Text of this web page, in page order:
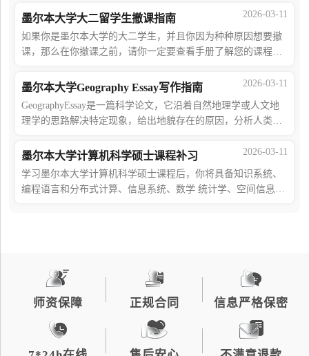
过不想补考等等。本文将为您详细介绍
2026-03-11
墨尔本大学大二留学生撤课指南
如果你是墨尔本大学的大二学生，并且你因为种种原因想要撤
课，那么在你撤课之前，请你一定要查看手册了解您的课程要
然，最重要的还是要查看撤课的方式以
2026-03-11
墨尔本大学Geography Essay写作指南
GeographyEssay是一篇科学论文，它沿着自然地理学或人文地
理学的思路解决特定现象，给出地貌存在的原因，分析人类活
论文辅导的核心目标是帮助学生掌握论
2026-03-11
墨尔本大学计算机科学硕士课程补习
学习墨尔本大学计算机科学硕士课程后，你将具备知识系统、
编程语言和分布式计算、信息系统、数学 统计学、空间信息等
师资保障 正规合同 信息严格保密